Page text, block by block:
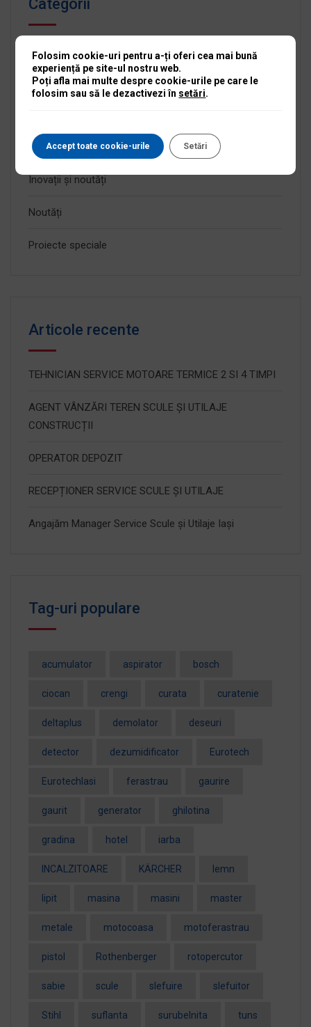
Categorii
Anunțuri active
Anunțuri expirate
Informații serioase
Inovații și noutăți
Noutăți
Proiecte speciale
Articole recente
TEHNICIAN SERVICE MOTOARE TERMICE 2 SI 4 TIMPI
AGENT VÂNZĂRI TEREN SCULE ȘI UTILAJE
CONSTRUCȚII
OPERATOR DEPOZIT
RECEPȚIONER SERVICE SCULE ȘI UTILAJE
Angajăm Manager Service Scule și Utilaje Iași
Tag-uri populare
acumulator aspirator bosch
ciocan crengi curata curatenie
deltaplus demolator deseuri
detector dezumidificator Eurotech
EurotechIasi ferastrau gaurire
gaurit generator ghilotina
gradina hotel iarba
INCALZITOARE KÄRCHER lemn
lipit masina masini master
metale motocoasa motoferastrau
pistol Rothenberger rotopercutor
sabie scule slefuire slefuitor
Stihl suflanta surubelnita tuns
Folosim cookie-uri pentru a-ți oferi cea mai bună
experiență pe site-ul nostru web.
Poți afla mai multe despre cookie-urile pe care le
folosim sau să le dezactivezi în setări.
Accept toate cookie-urile Setări